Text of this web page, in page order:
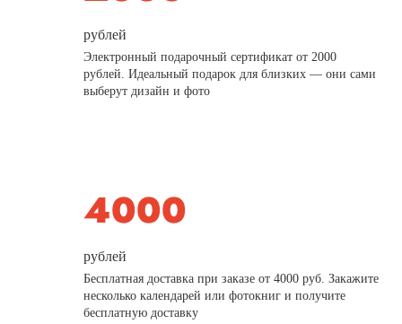
рублей
Электронный подарочный сертификат от 2000
рублей. Идеальный подарок для близких — они сами
выберут дизайн и фото
рублей
Бесплатная доставка при заказе от 4000 руб. Закажите
несколько календарей или фотокниг и получите
бесплатную доставку